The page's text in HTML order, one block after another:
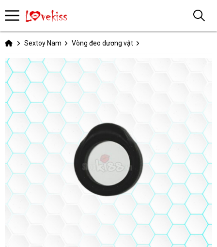
Sextoy Nam Vòng đeo dương vật